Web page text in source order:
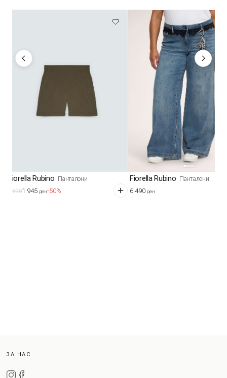
Fiorella Rubino Панталони
3.8901.945 ден-50%
Fiorella Rubino Панталони
6.490 ден
ЗА НАС